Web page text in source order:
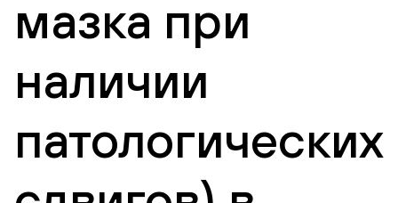
мазка при
наличии
патологических